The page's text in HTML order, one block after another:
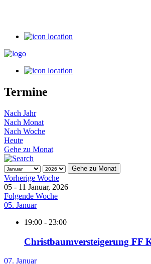
Termine
Nach Jahr
Nach Monat
Nach Woche
Heute
Gehe zu Monat
Gehe zu Monat
Vorherige Woche
05 - 11 Januar, 2026
Folgende Woche
05. Januar
19:00 - 23:00
Christbaumversteigerung FF
07. Januar